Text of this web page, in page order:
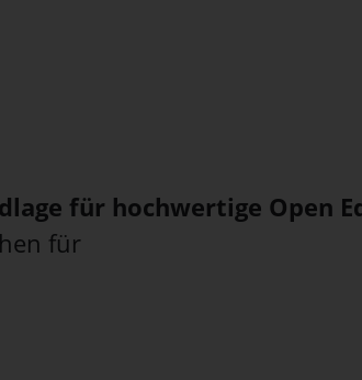
für hochwertige Open
für